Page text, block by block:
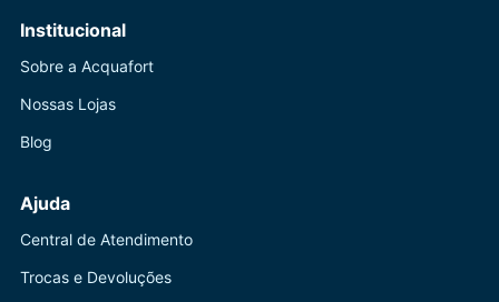
Institucional
Sobre a Acquafort
Nossas Lojas
Blog
Ajuda
Central de Atendimento
Trocas e Devoluções